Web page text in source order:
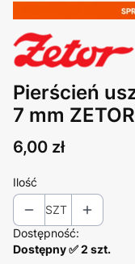
Pierścień
7 mm
Cena
6,00 zł
Ilość
SZT
Dostępność:
Dostępny ✅ 2 szt.